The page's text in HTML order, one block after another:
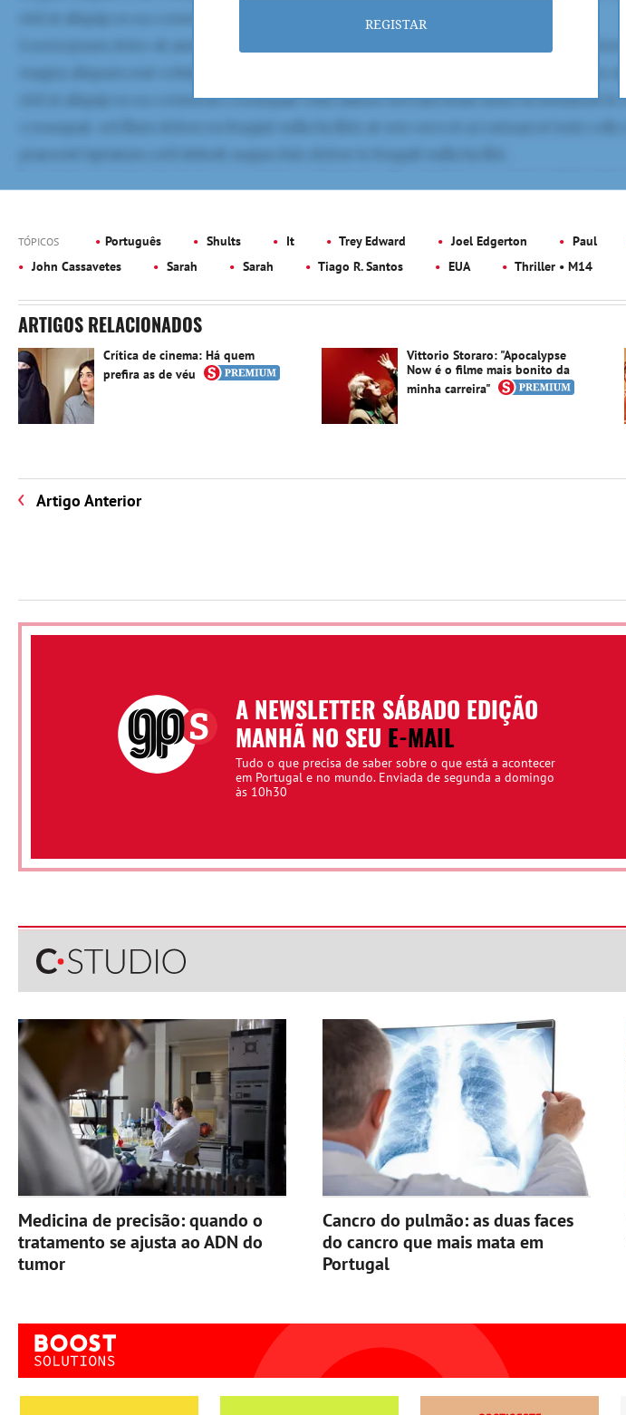
REGISTAR
TÓPICOS Português Shults It Trey Edward Joel Edgerton Paul
John Cassavetes
Sarah Sarah Tiago R. Santos EUA Thriller • M14
ARTIGOS RELACIONADOS
Crítica de cinema: Há quem
prefira as de véu
Vittorio Storaro: "Apocalypse
Now é o filme mais bonito da
minha carreira"
Artigo Anterior
A NEWSLETTER SÁBADO EDIÇÃO
MANHÃ NO SEU E-MAIL
Tudo o que precisa de saber sobre o que está a acontecer
em Portugal e no mundo. Enviada de segunda a domingo
às 10h30
Medicina de precisão: quando o
tratamento se ajusta ao ADN do
tumor
Cancro do pulmão: as duas faces
do cancro que mais mata em
Portugal